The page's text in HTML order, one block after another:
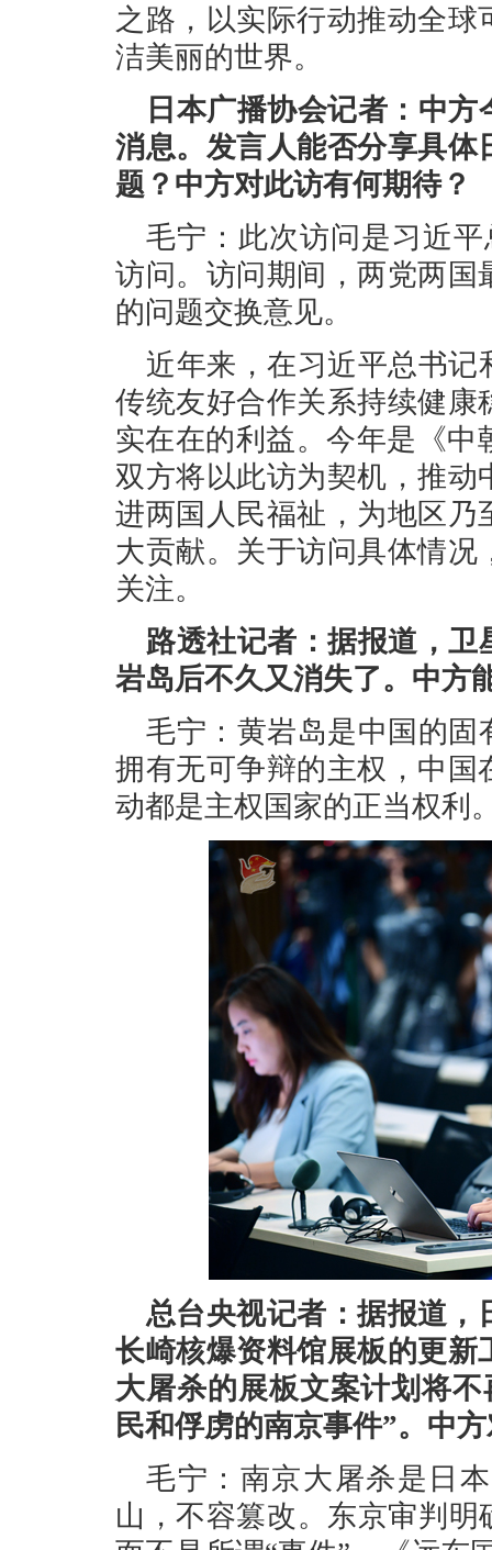
之路，以实际行动推动全
洁美丽的世界。
日本广播协会记者：中
消息。发言人能否分享具
题？中方对此访有何期待？
毛宁：此次访问是习近
访问。访问期间，两党两
的问题交换意见。
近年来，在习近平总书
传统友好合作关系持续健
实在在的利益。今年是《中
双方将以此访为契机，推
进两国人民福祉，为地区
大贡献。关于访问具体情
关注。
路透社记者：据报道，
岩岛后不久又消失了。中方
毛宁：黄岩岛是中国的固
拥有无可争辩的主权，中
动都是主权国家的正当权利
总台央视记者：据报道，
长崎核爆资料馆展板的更
大屠杀的展板文案计划将
民和俘虏的南京事件”。中
毛宁：南京大屠杀是日
山，不容篡改。东京审判